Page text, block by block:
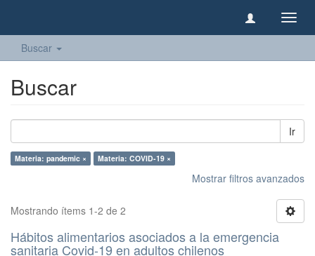
Buscar
Buscar
Ir
Materia: pandemic × Materia: COVID-19 ×
Mostrar filtros avanzados
Mostrando ítems 1-2 de 2
Hábitos alimentarios asociados a la emergencia
sanitaria Covid-19 en adultos chilenos